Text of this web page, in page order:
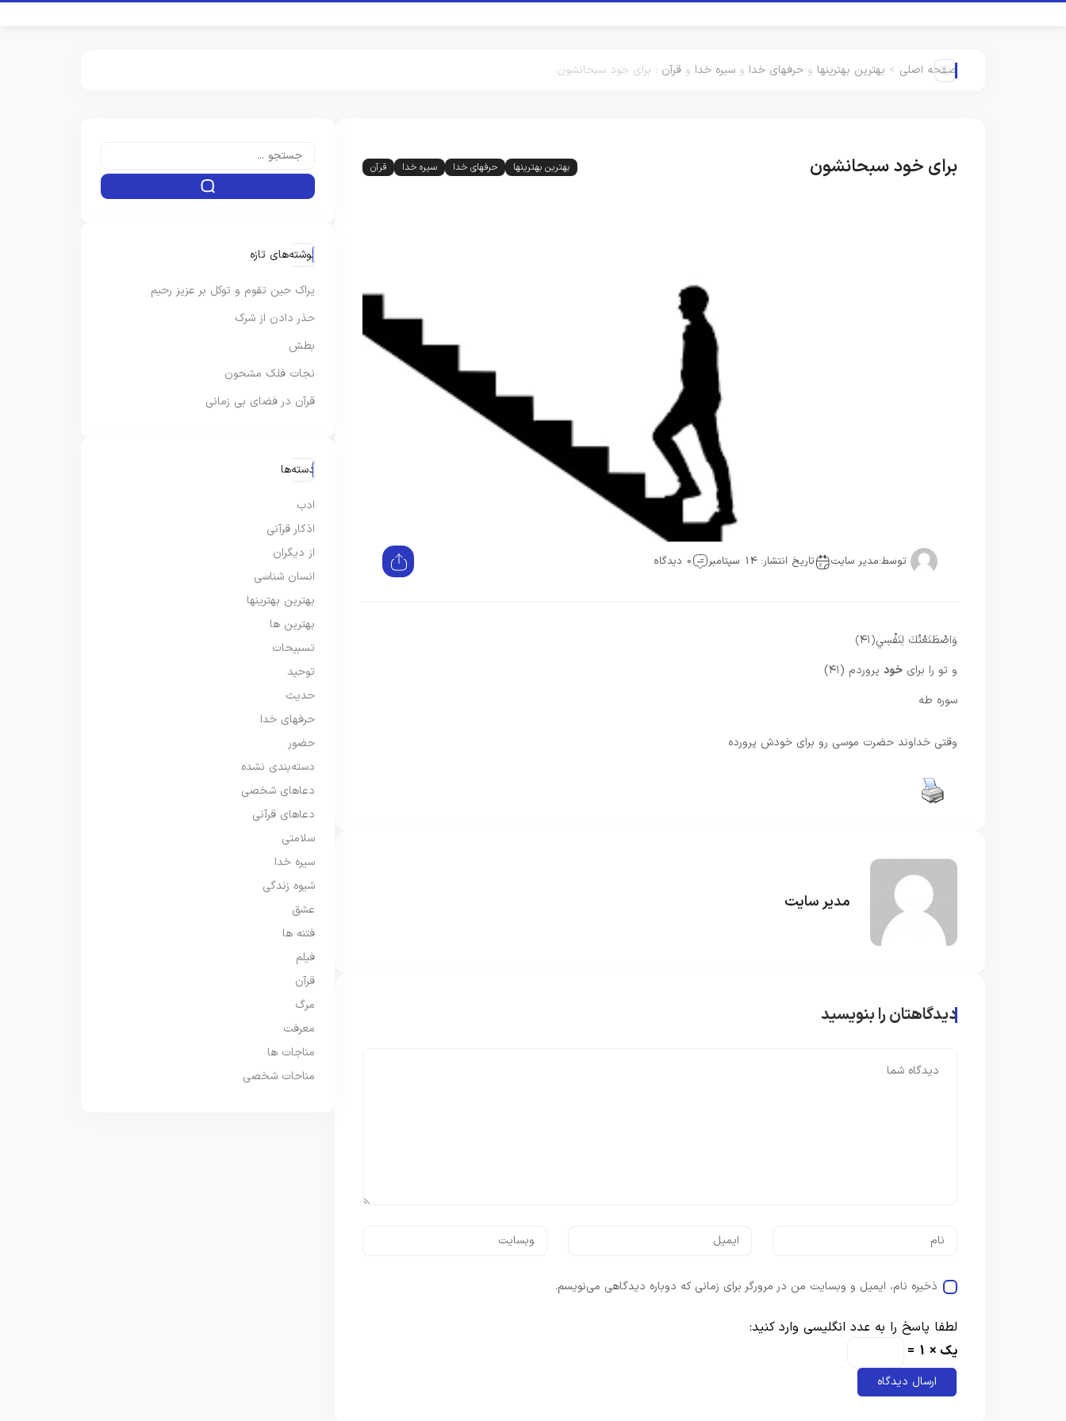
صفحه اصلی > بهترین بهترینها و حرفهای خدا و سیره خدا و قرآن : برای خود سبحانشون
برای خود سبحانشون بهترین بهترینها حرفهای خدا سیره خدا قرآن
توسط:مدیر سایت تاریخ انتشار: 14 سپتامبر 0 دیدگاه
وَاصْطَنَعْتُكَ لِنَفْسِي﴿۴۱﴾
و تو را براى خود پروردم (۴۱)
سوره طه
وقتی خداوند حضرت موسی رو برای خودش پرورده
مدیر سایت
دیدگاهتان را بنویسید
ذخیره نام، ایمیل و وبسایت من در مرورگر برای زمانی که دوباره دیدگاهی می‌نویسم.
لطفا پاسخ را به عدد انگلیسی وارد کنید:
یک × 1 =
نوشته‌های تازه
یراک حین تقوم و توکل بر عزیز رحیم
حذر دادن از شرک
بطش
نجات فلک مشحون
قرآن در فضای بی زمانی
دسته‌ها
ادب
اذکار قرآنی
از دیگران
انسان شناسی
بهترین بهترینها
بهترین ها
تسبیحات
توحید
حدیث
حرفهای خدا
حضور
دسته‌بندی نشده
دعاهای شخصی
دعاهای قرآنی
سلامتی
سیره خدا
شیوه زندگی
عشق
فتنه ها
فیلم
قرآن
مرگ
معرفت
مناجات ها
مناحات شخصی